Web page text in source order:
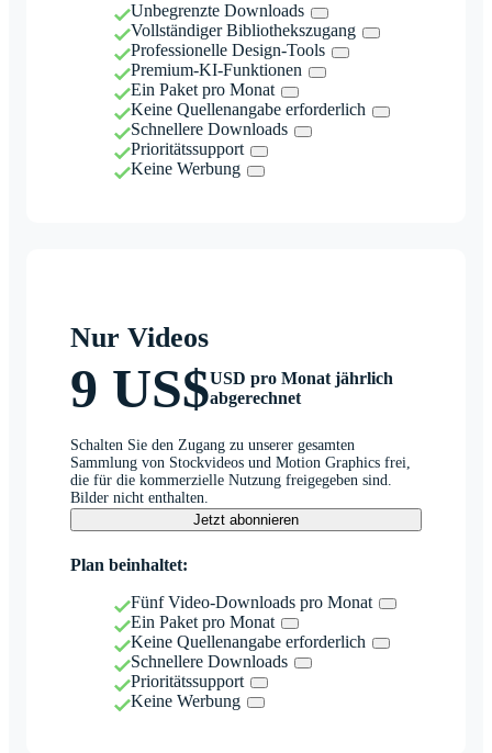
Unbegrenzte Downloads
Vollständiger Bibliothekszugang
Professionelle Design-Tools
Premium-KI-Funktionen
Ein Paket pro Monat
Keine Quellenangabe erforderlich
Schnellere Downloads
Prioritätssupport
Keine Werbung
Nur Videos
9 US$USD pro Monat jährlich
abgerechnet
Schalten Sie den Zugang zu unserer gesamten
Sammlung von Stockvideos und Motion Graphics frei,
die für die kommerzielle Nutzung freigegeben sind.
Bilder nicht enthalten.
Jetzt abonnieren
Plan beinhaltet:
Fünf Video-Downloads pro Monat
Ein Paket pro Monat
Keine Quellenangabe erforderlich
Schnellere Downloads
Prioritätssupport
Keine Werbung